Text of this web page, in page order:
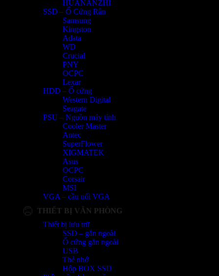
HUANANZHI
SSD – Ổ Cứng Rắn
Samsung
Kingston
Adata
WD
Crucial
PNY
OCPC
Lexar
HDD – Ổ cứng
Western Digital
Seagate
PSU – Nguồn máy tính
Cooler Master
Antec
SuperFlower
XIGMATEK
Asus
OCPC
Corsair
MSI
VGA – cầu nối VGA
THIẾT BỊ VĂN PHÒNG
Thiết bị lưu trữ
SSD – gắn ngoài
Ổ cứng gắn ngoài
USB
Thẻ nhớ
Hộp BOX SSD